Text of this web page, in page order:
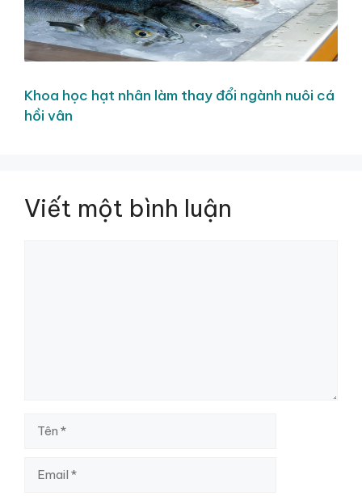
Khoa học hạt nhân làm thay đổi ngành nuôi cá
hồi vân
Viết một bình luận